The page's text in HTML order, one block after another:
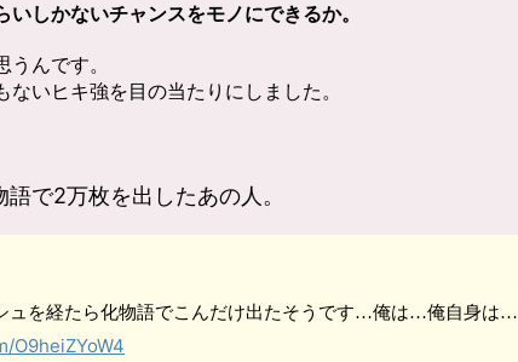
いしかないチャンスをモノにできるか。
んです。
ないヒキ強を目の当たりにしました。
で2万枚を出したあの人。
ュを経たら化物語でこんだけ出たそうです…俺は…俺自身は…
O9heiZYoW4